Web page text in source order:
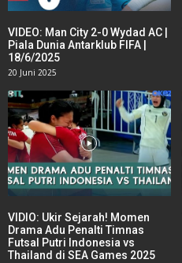
VIDEO: Man City 2-0 Wydad AC |
Piala Dunia Antarklub FIFA |
18/6/2025
20 Juni 2025
VIDIO: Ukir Sejarah! Momen
Drama Adu Penalti Timnas
Futsal Putri Indonesia vs
Thailand di SEA Games 2025